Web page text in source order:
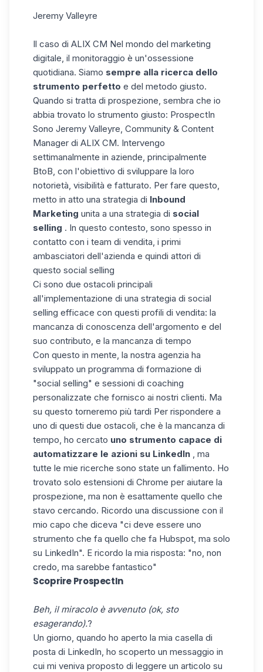
Jeremy Valleyre
Il caso di ALIX CM Nel mondo del marketing
digitale, il monitoraggio è un'ossessione
quotidiana. Siamo sempre alla ricerca dello
strumento perfetto e del metodo giusto.
Quando si tratta di prospezione, sembra che io
abbia trovato lo strumento giusto: ProspectIn
Sono Jeremy Valleyre, Community & Content
Manager di ALIX CM. Intervengo
settimanalmente in aziende, principalmente
BtoB, con l'obiettivo di sviluppare la loro
notorietà, visibilità e fatturato. Per fare questo,
metto in atto una strategia di Inbound
Marketing unita a una strategia di social
selling . In questo contesto, sono spesso in
contatto con i team di vendita, i primi
ambasciatori dell'azienda e quindi attori di
questo social selling
Ci sono due ostacoli principali
all'implementazione di una strategia di social
selling efficace con questi profili di vendita: la
mancanza di conoscenza dell'argomento e del
suo contributo, e la mancanza di tempo
Con questo in mente, la nostra agenzia ha
sviluppato un programma di formazione di
"social selling" e sessioni di coaching
personalizzate che fornisco ai nostri clienti. Ma
su questo torneremo più tardi Per rispondere a
uno di questi due ostacoli, che è la mancanza di
tempo, ho cercato uno strumento capace di
automatizzare le azioni su LinkedIn
, ma
tutte le mie ricerche sono state un fallimento. Ho
trovato solo estensioni di Chrome per aiutare la
prospezione, ma non è esattamente quello che
stavo cercando. Ricordo una discussione con il
mio capo che diceva "ci deve essere uno
strumento che fa quello che fa Hubspot, ma solo
su LinkedIn". E ricordo la mia risposta: "no, non
credo, ma sarebbe fantastico"
Scoprire ProspectIn
Beh, il miracolo è avvenuto (ok, sto
esagerando).?
Un giorno, quando ho aperto la mia casella di
posta di LinkedIn, ho scoperto un messaggio in
cui mi veniva proposto di leggere un articolo su